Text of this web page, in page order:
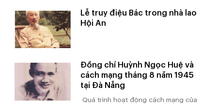
Lễ truy điệu Bác trong nhà lao
Hội An
Đồng chí Huỳnh Ngọc Huệ và
cách mạng tháng 8 năm 1945
tại Đà Nẵng
Quá trình hoạt động cách mạng của